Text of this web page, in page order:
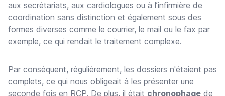
aux secrétariats, aux cardiologues ou à l’infirmière de
coordination sans distinction et également sous des
formes diverses comme le courrier, le mail ou le fax par
exemple, ce qui rendait le traitement complexe.
Par conséquent, régulièrement, les dossiers n'étaient pas
complets, ce qui nous obligeait à les présenter une
seconde fois en RCP. De plus, il était chronophage de